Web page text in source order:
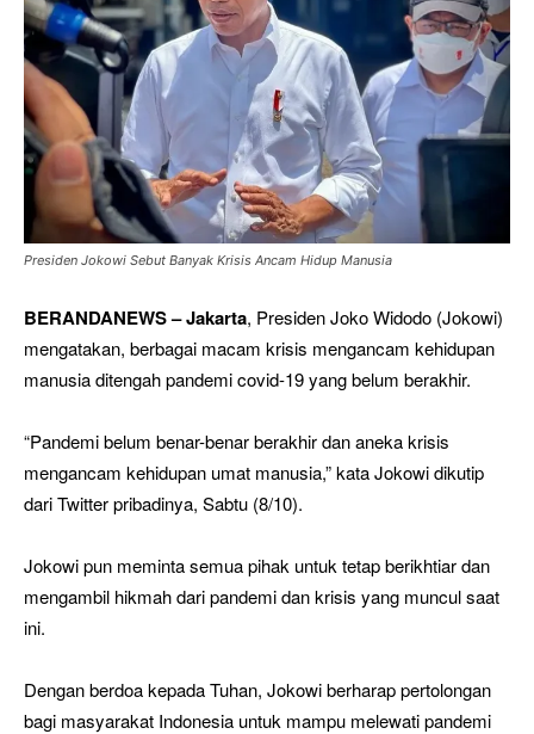
Presiden Jokowi Sebut Banyak Krisis Ancam Hidup Manusia
BERANDANEWS – Jakarta, Presiden Joko Widodo (Jokowi)
mengatakan, berbagai macam krisis mengancam kehidupan
manusia ditengah pandemi covid-19 yang belum berakhir.
“Pandemi belum benar-benar berakhir dan aneka krisis
mengancam kehidupan umat manusia,” kata Jokowi dikutip
dari Twitter pribadinya, Sabtu (8/10).
Jokowi pun meminta semua pihak untuk tetap berikhtiar dan
mengambil hikmah dari pandemi dan krisis yang muncul saat
ini.
Dengan berdoa kepada Tuhan, Jokowi berharap pertolongan
bagi masyarakat Indonesia untuk mampu melewati pandemi